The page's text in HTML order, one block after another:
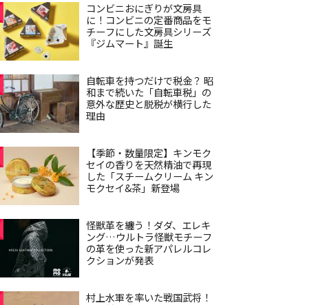
コンビニおにぎりが文房具
に！コンビニの定番商品をモ
チーフにした文房具シリーズ
『ジムマート』誕生
自転車を持つだけで税金？ 昭
和まで続いた「自転車税」の
意外な歴史と脱税が横行した
理由
【季節・数量限定】キンモク
セイの香りを天然精油で再現
した「スチームクリーム キン
モクセイ&茶」新登場
怪獣革を纏う！ダダ、エレキ
ング…ウルトラ怪獣モチーフ
の革を使った新アパレルコレ
クションが発表
村上水軍を率いた戦国武将！